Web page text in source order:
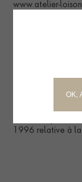
www.atelier-
quelconque à
1996 relative à
OK,